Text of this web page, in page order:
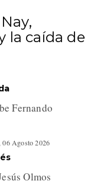
la caída de
Fernando
06 Agosto 2026
Olmos